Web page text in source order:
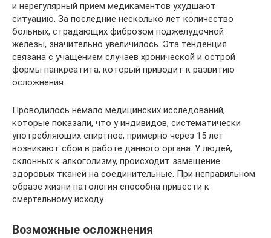
и нерегулярный прием медикаментов ухудшают
ситуацию. За последние несколько лет количество
больных, страдающих фиброзом поджелудочной
железы, значительно увеличилось. Эта тенденция
связана с учащением случаев хронической и острой
формы панкреатита, который приводит к развитию
осложнения.
Проводилось немало медицинских исследований,
которые показали, что у индивидов, систематически
употребляющих спиртное, примерно через 15 лет
возникают сбои в работе данного органа. У людей,
склонных к алкоголизму, происходит замещение
здоровых тканей на соединительные. При неправильном
образе жизни патология способна привести к
смертельному исходу.
Возможные осложнения